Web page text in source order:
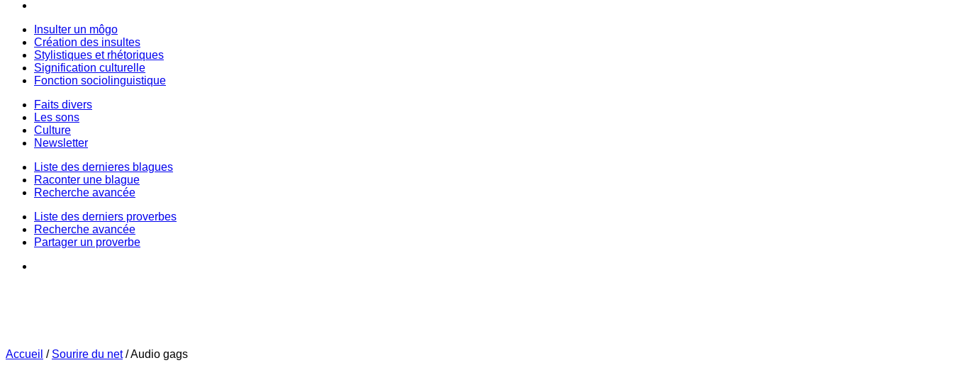
Insulter un môgo
Création des insultes
Stylistiques et rhétoriques
Signification culturelle
Fonction sociolinguistique
Faits divers
Les sons
Culture
Newsletter
Liste des dernieres blagues
Raconter une blague
Recherche avancée
Liste des derniers proverbes
Recherche avancée
Partager un proverbe
Accueil / Sourire du net /Audio gags